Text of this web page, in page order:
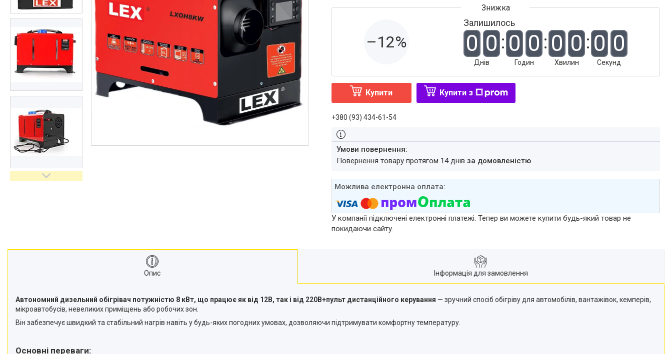
–12%
Залишилось
0 0
Днів
0 0
Годин
0 0
Хвилин
0 0
Секунд
Купити Купити з
+380 (93) 434-61-54
повернення товару протягом 14 днів за домовленістю
У компанії підключені електронні платежі. Тепер ви можете купити будь-який товар не
покидаючи сайту.
Опис Інформація для замовлення
Автономний дизельний обігрівач потужністю 8 кВт, що працює як від 12В, так і від 220В+пульт дистанційного керування — зручний спосіб обігріву для автомобілів, вантажівок, кемперів,
мікроавтобусів, невеликих приміщень або робочих зон.
Він забезпечує швидкий та стабільний нагрів навіть у будь-яких погодних умовах, дозволяючи підтримувати комфортну температуру.
Основні переваги: